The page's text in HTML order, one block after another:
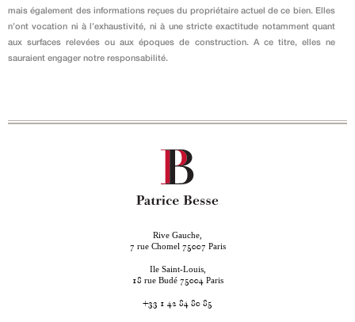
mais également des informations reçues du propriétaire actuel de ce bien. Elles
n’ont vocation ni à l’exhaustivité, ni à une stricte exactitude notamment quant
aux surfaces relevées ou aux époques de construction. A ce titre, elles ne
sauraient engager notre responsabilité.
Rive Gauche,
7 rue Chomel 75007 Paris
Ile Saint-Louis,
18 rue Budé 75004 Paris
+33 1 42 84 80 85